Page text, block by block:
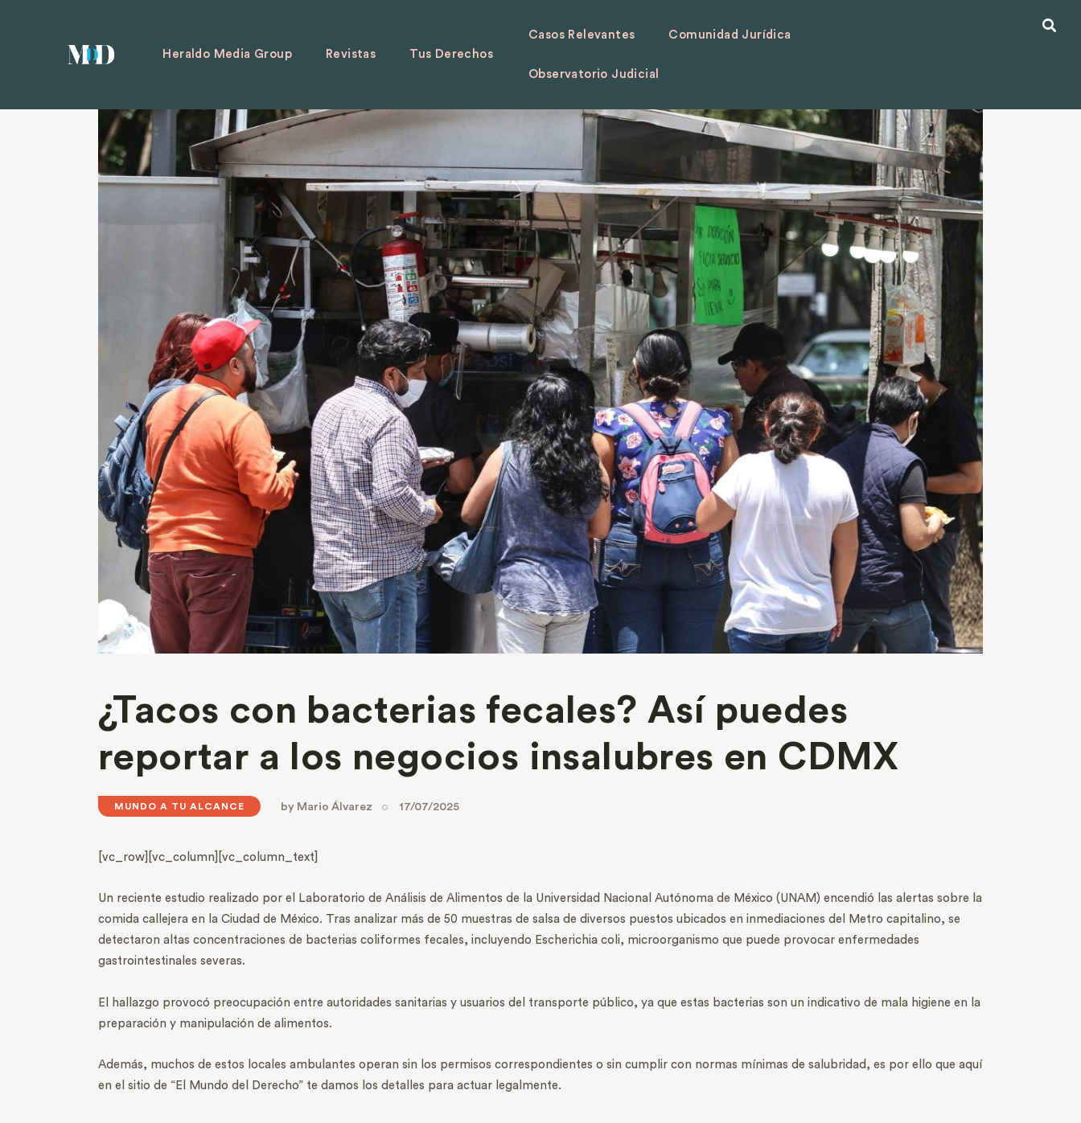
Heraldo Media Group Revistas Tus Derechos
Casos Relevantes Comunidad Jurídica
Observatorio Judicial
¿Tacos con bacterias fecales? Así puedes
reportar a los negocios insalubres en CDMX
MUNDO A TU ALCANCE by Mario Álvarez 17/07/2025
[vc_row][vc_column][vc_column_text]
Un reciente estudio realizado por el Laboratorio de Análisis de Alimentos de la Universidad Nacional Autónoma de México (UNAM) encendió las alertas sobre la
comida callejera en la Ciudad de México. Tras analizar más de 50 muestras de salsa de diversos puestos ubicados en inmediaciones del Metro capitalino, se
detectaron altas concentraciones de bacterias coliformes fecales, incluyendo Escherichia coli, microorganismo que puede provocar enfermedades
gastrointestinales severas.
El hallazgo provocó preocupación entre autoridades sanitarias y usuarios del transporte público, ya que estas bacterias son un indicativo de mala higiene en la
preparación y manipulación de alimentos.
Además, muchos de estos locales ambulantes operan sin los permisos correspondientes o sin cumplir con normas mínimas de salubridad, es por ello que aquí
en el sitio de “El Mundo del Derecho” te damos los detalles para actuar legalmente.